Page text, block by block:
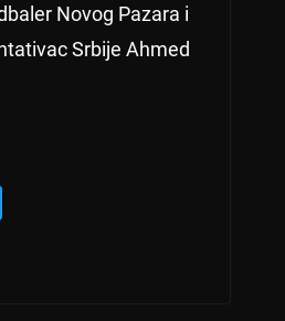
Novog Pazara i
Srbije Ahmed